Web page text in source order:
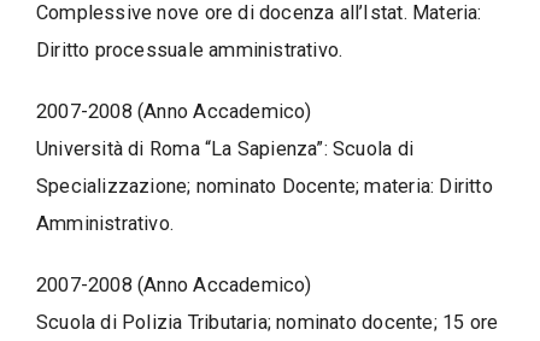
Complessive nove ore di docenza all’Istat. Materia:
Diritto processuale amministrativo.
2007-2008 (Anno Accademico)
Università di Roma “La Sapienza”: Scuola di
Specializzazione; nominato Docente; materia: Diritto
Amministrativo.
2007-2008 (Anno Accademico)
Scuola di Polizia Tributaria; nominato docente; 15 ore